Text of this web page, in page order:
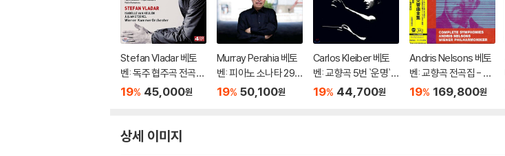
Stefan Vladar 베토
벤: 독주 협주곡 전곡집
(Beethoven:The So
스트라
19% 45,000원
Murray Perahia 베토
벤: 피아노 소나타 29
번 '함머클라비어', 14
19% 50,100원
Carlos Kleiber 베토
벤: 교향곡 5번 `운명`,
7번 - 카를로스 클라이
19% 44,700원
Andris Nelsons 베토
벤: 교향곡 전곡집 - 안
드리스 넬손스 (Beeth
19% 169,800원
상세 이미지